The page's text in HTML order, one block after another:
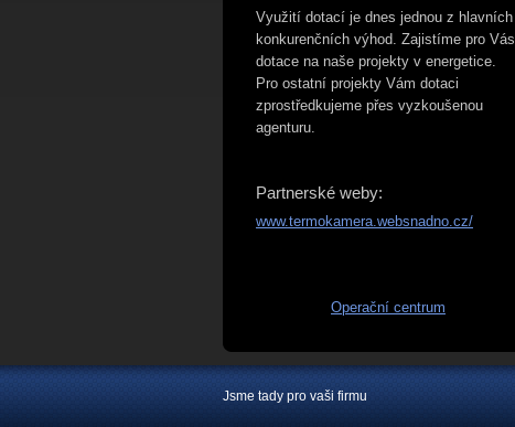
Využití dotací je dnes jednou z hlavních
konkurenčních výhod. Zajistíme pro Vás
dotace na naše projekty v energetice.
Pro ostatní projekty Vám dotaci
zprostředkujeme přes vyzkoušenou
agenturu.
Partnerské weby:
www.termokamera.websnadno.cz/
Operační centrum
Jsme tady pro vaši firmu